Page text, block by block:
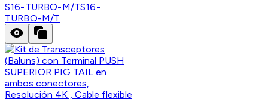
S16-TURBO-M/TS16-
TURBO-M/T